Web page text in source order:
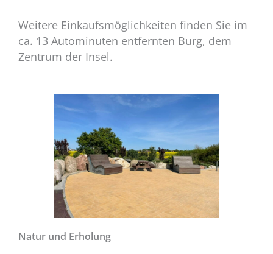
Weitere Einkaufsmöglichkeiten finden Sie im
ca. 13 Autominuten entfernten Burg, dem
Zentrum der Insel.
Natur und Erholung